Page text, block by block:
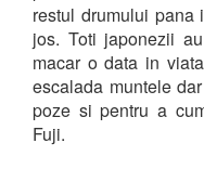
restul drumului pana
jos. Toti japonezii
macar o data in
escalada muntele
poze si pentru a
Fuji.